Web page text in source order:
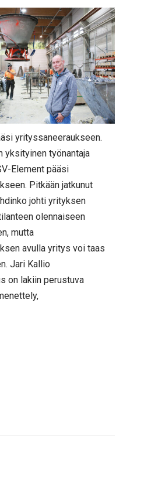
yrityssaneeraukseen.
yksityinen työnantaja
Element pääsi
Pitkään jatkunut
johti yrityksen
olennaiseen
mutta
avulla yritys voi taas
Jari Kallio
on lakiin perustuva